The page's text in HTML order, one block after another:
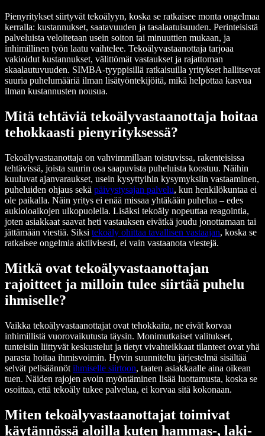
Pienyritykset siirtyvät tekoälyyn, koska se ratkaisee monta ongelmaa
kerralla: kustannukset, saatavuuden ja tasalaatuisuuden. Perinteisistä
palveluista veloitetaan usein soiton tai minuuttien mukaan, ja
inhimillinen työn laatu vaihtelee. Tekoälyvastaanottaja tarjoaa
vakioidut kustannukset, välittömät vastaukset ja rajattoman
skaalautuvuuden. SIMBA-tyyppisillä ratkaisuilla yritykset hallitsevat
suuria puhelumääriä ilman lisätyöntekijöitä, mikä helpottaa kasvua
ilman kustannusten nousua.
Mitä tehtäviä tekoälyvastaanottaja hoitaa
tehokkaasti pienyrityksessä?
Tekoälyvastaanottaja on vahvimmillaan toistuvissa, rakenteisissa
tehtävissä, joista suurin osa saapuvista puheluista koostuu. Näihin
kuuluvat ajanvaraukset, usein kysyttyihin kysymyksiin vastaaminen,
puheluiden ohjaus sekä päivystysajan palvelu, kun henkilökuntaa ei
ole paikalla. Näin yritys ei enää missaa yhtäkään puhelua – edes
aukioloaikojen ulkopuolella. Lisäksi tekoäly nopeuttaa reagointia,
joten asiakkaat saavat heti vastauksen eivätkä joudu jonottamaan tai
jättämään viestiä. Siksi tekoäly ohittaa tavallisen vastaajan, koska se
ratkaisee ongelmia aktiivisesti, ei vain vastaanota viestejä.
Mitkä ovat tekoälyvastaanottajan
rajoitteet ja milloin tulee siirtää puhelu
ihmiselle?
Vaikka tekoälyvastaanottajat ovat tehokkaita, ne eivät korvaa
inhimillistä vuorovaikutusta täysin. Monimutkaiset valitukset,
tunteisiin liittyvät keskustelut ja tietyt vivahteikkaat tilanteet ovat yhä
parasta hoitaa ihmisvoimin. Hyvin suunniteltu järjestelmä sisältää
selvät pelisäännöt ihmiselle siirtoon, taaten asiakkaalle aina oikean
tuen. Näiden rajojen avoin myöntäminen lisää luottamusta, koska se
osoittaa, että tekoäly tukee palvelua, ei korvaa sitä kokonaan.
Miten tekoälyvastaanottajat toimivat
käytännössä aloilla kuten hammas-, laki-